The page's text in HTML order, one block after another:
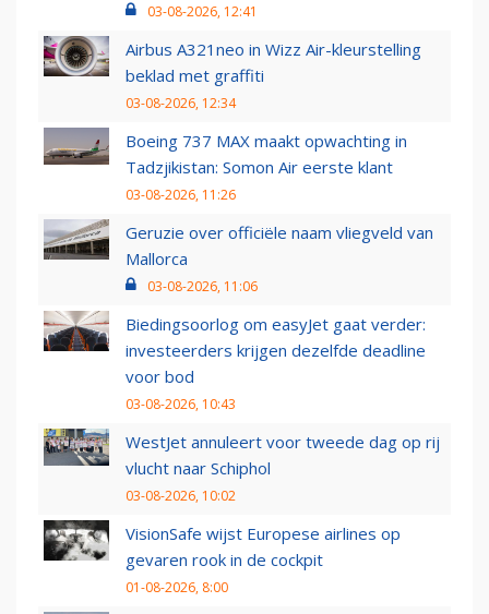
03-08-2026, 12:41
Airbus A321neo in Wizz Air-kleurstelling
beklad met graffiti
03-08-2026, 12:34
Boeing 737 MAX maakt opwachting in
Tadzjikistan: Somon Air eerste klant
03-08-2026, 11:26
Geruzie over officiële naam vliegveld van
Mallorca
03-08-2026, 11:06
Biedingsoorlog om easyJet gaat verder:
investeerders krijgen dezelfde deadline
voor bod
03-08-2026, 10:43
WestJet annuleert voor tweede dag op rij
vlucht naar Schiphol
03-08-2026, 10:02
VisionSafe wijst Europese airlines op
gevaren rook in de cockpit
01-08-2026, 8:00